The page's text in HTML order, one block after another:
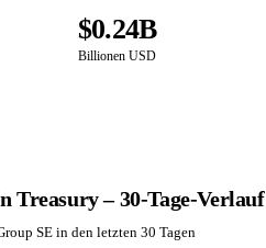
$0.24B
Billionen USD
Treasury – 30-Tage-Verlauf
SE in den letzten 30 Tagen